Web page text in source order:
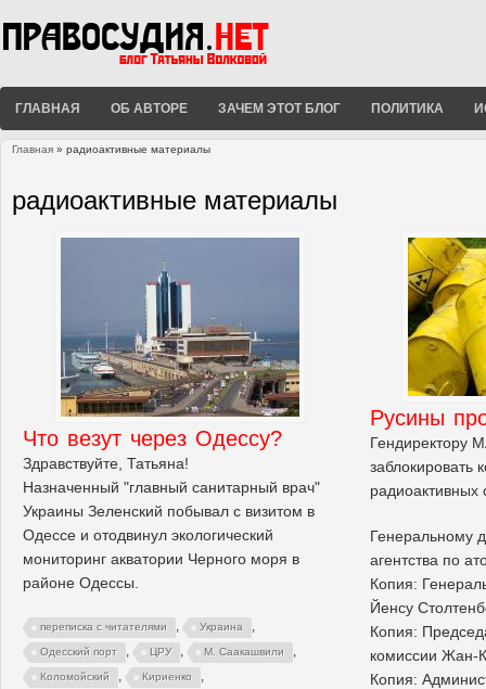
ГЛАВНАЯ ОБ АВТОРЕ ЗАЧЕМ ЭТОТ БЛОГ ПОЛИТИКА
Главная » радиоактивные материалы
радиоактивные материалы
Что везут через Одессу?
Здравствуйте, Татьяна!
Назначенный "главный санитарный врач"
Украины Зеленский побывал с визитом в
Одессе и отодвинул экологический
мониторинг акватории Черного моря в
районе Одессы.
переписка с читателями , Украина ,
Одесский порт , ЦРУ , М. Саакашвили ,
Коломойский , Кириенко ,
Русины
Гендиректору
заблокировать
радиоактивных
Генеральному
агентства по
Копия:
Йенсу
Копия:
комиссии Жан-
Копия: